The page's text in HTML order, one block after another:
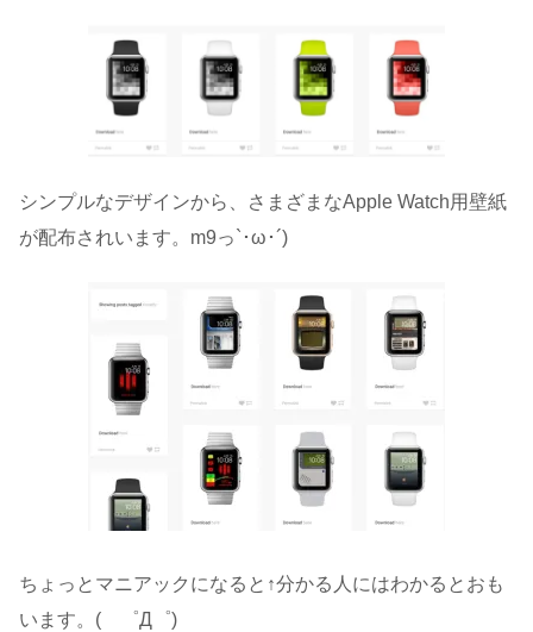
シンプルなデザインから、さまざまなApple Watch用壁紙
が配布されいます。m9っ`･ω･´)
ちょっとマニアックになると↑分かる人にはわかるとおも
います。( ゜Д゜)